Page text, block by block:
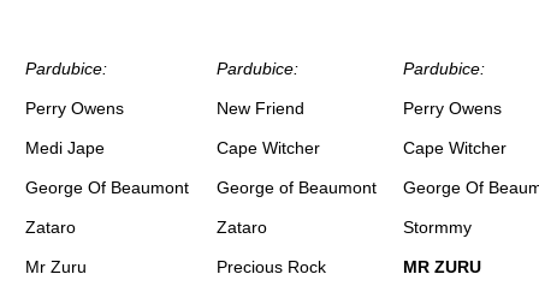
Pardubice:
Perry Owens
Medi Jape
George Of Beaumont
Zataro
Mr Zuru
Pardubice:
New Friend
Cape Witcher
George of Beaumont
Zataro
Precious Rock
Pardubice:
Perry Owens
Cape Witcher
George Of
Stormmy
MR ZURU